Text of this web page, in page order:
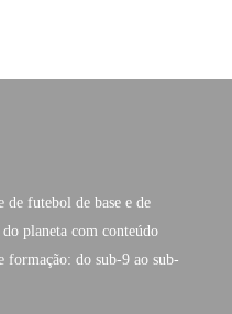
de futebol de base e de
planeta com conteúdo
formação: do sub-9 ao sub-